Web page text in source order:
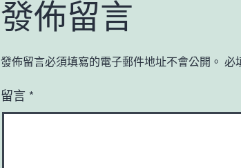
發佈留言
發佈留言必須填寫的電子郵件地址不會公開。 必
留言 *